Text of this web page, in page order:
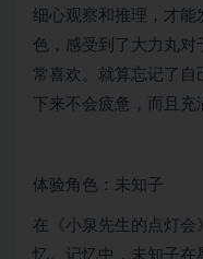
细心观察和推理，才能
色，感受到了大力丸对
常喜欢。就算忘记了自
下来不会疲惫，而且充
体验角色：未知子
在《小泉先生的点灯会
忆。记忆中，未知子在